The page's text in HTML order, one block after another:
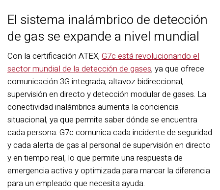
El sistema inalámbrico de detección
de gas se expande a nivel mundial
Con la certificación ATEX, G7c está revolucionando el
sector mundial de la detección de gases, ya que ofrece
comunicación 3G integrada, altavoz bidireccional,
supervisión en directo y detección modular de gases. La
conectividad inalámbrica aumenta la conciencia
situacional, ya que permite saber dónde se encuentra
cada persona: G7c comunica cada incidente de seguridad
y cada alerta de gas al personal de supervisión en directo
y en tiempo real, lo que permite una respuesta de
emergencia activa y optimizada para marcar la diferencia
para un empleado que necesita ayuda.